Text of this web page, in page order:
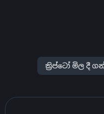
ක්‍රිප්ටෝ මිල දී